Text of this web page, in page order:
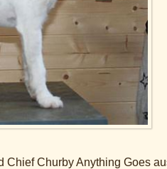
Churby Anything Goes